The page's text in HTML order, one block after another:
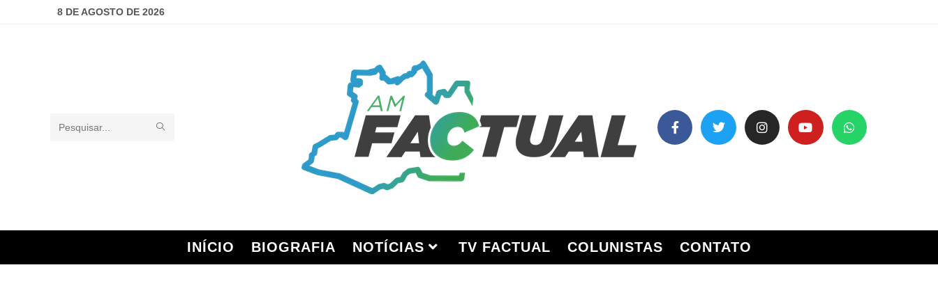
8 DE AGOSTO DE 2026
Pesquisar
INÍCIO BIOGRAFIA NOTÍCIAS TV FACTUAL COLUNISTAS CONTATO